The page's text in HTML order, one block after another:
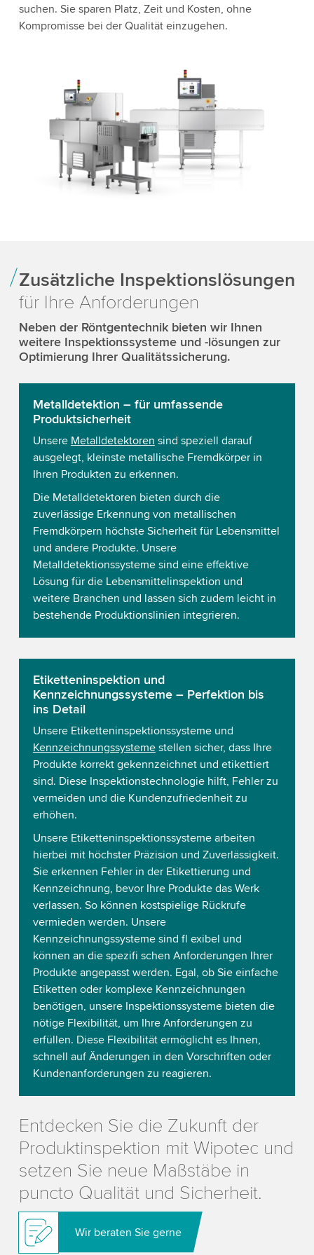
suchen. Sie sparen Platz, Zeit und Kosten, ohne
Kompromisse bei der Qualität einzugehen.
Zusätzliche Inspektionslösungen
für Ihre Anforderungen
Neben der Röntgentechnik bieten wir Ihnen
weitere Inspektionssysteme und -lösungen zur
Optimierung Ihrer Qualitätssicherung.
Metalldetektion – für umfassende
Produktsicherheit
Unsere Metalldetektoren sind speziell darauf
ausgelegt, kleinste metallische Fremdkörper in
Ihren Produkten zu erkennen.
Die Metalldetektoren bieten durch die
zuverlässige Erkennung von metallischen
Fremdkörpern höchste Sicherheit für Lebensmittel
und andere Produkte. Unsere
Metalldetektionssysteme sind eine effektive
Lösung für die Lebensmittelinspektion und
weitere Branchen und lassen sich zudem leicht in
bestehende Produktionslinien integrieren.
Etiketteninspektion und
Kennzeichnungssysteme – Perfektion bis
ins Detail
Unsere Etiketteninspektionssysteme und
Kennzeichnungssystemestellen sicher, dass Ihre
Produkte korrekt gekennzeichnet und etikettiert
sind. Diese Inspektionstechnologie hilft, Fehler zu
vermeiden und die Kundenzufriedenheit zu
erhöhen.
Unsere Etiketteninspektionssysteme arbeiten
hierbei mit höchster Präzision und Zuverlässigkeit.
Sie erkennen Fehler in der Etikettierung und
Kennzeichnung, bevor Ihre Produkte das Werk
verlassen. So können kostspielige Rückrufe
vermieden werden. Unsere
Kennzeichnungssysteme sind fl exibel und
können an die spezifi schen Anforderungen Ihrer
Produkte angepasst werden. Egal, ob Sie einfache
Etiketten oder komplexe Kennzeichnungen
benötigen, unsere Inspektionssysteme bieten die
nötige Flexibilität, um Ihre Anforderungen zu
erfüllen. Diese Flexibilität ermöglicht es Ihnen,
schnell auf Änderungen in den Vorschriften oder
Kundenanforderungen zu reagieren.
Entdecken Sie die Zukunft der
Produktinspektion mit Wipotec und
setzen Sie neue Maßstäbe in
puncto Qualität und Sicherheit.
Wir beraten Sie gerne